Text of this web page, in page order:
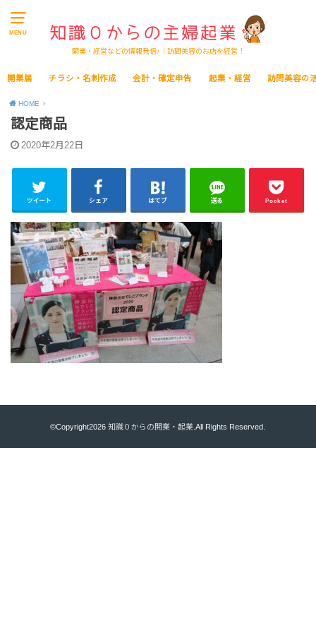
MENU
開業・経営などの情報発信♪｜訪問美容のお店を経営！
開業届 チラシ・名刺作成 会計・確定申告 起業・経営 訪問美容の
HOME
認定商品
2020年2月22日
ツイート シェア はてブ 送る Pocket
©Copyright2026知識０からの開業・起業 .All Rights Reserved.